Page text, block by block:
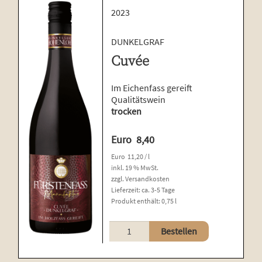
2023
DUNKELGRAF
Cuvée
Im Eichenfass gereift
Qualitätswein
trocken
Euro 8,40
Euro 11,20/ l
inkl. 19 % MwSt.
zzgl.Versandkosten
Lieferzeit:ca. 3-5 Tage
Produkt enthält: 0,75 l
Cuvée
Menge
Bestellen